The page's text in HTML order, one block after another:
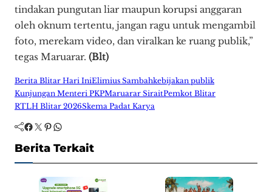
tindakan pungutan liar maupun korupsi anggaran
oleh oknum tertentu, jangan ragu untuk mengambil
foto, merekam video, dan viralkan ke ruang publik,”
tegas Maruarar. (Blt)
Berita Blitar Hari IniElimius Sambahkebijakan publik
Kunjungan Menteri PKPMaruarar SiraitPemkot Blitar
RTLH Blitar 2026Skema Padat Karya
Facebook Twitter Pinterest WhatsApp
Berita Terkait